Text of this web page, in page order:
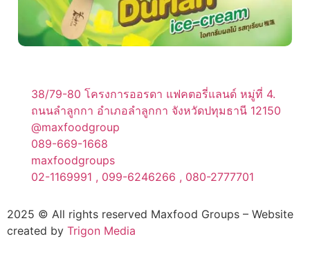
38/79-80 โครงการออรดา แฟคตอรี่แลนด์ หมู่ที่ 4.
ถนนลำลูกกา อำเภอลำลูกกา จังหวัดปทุมธานี 12150
@maxfoodgroup
089-669-1668
maxfoodgroups
02-1169991 , 099-6246266 , 080-2777701
2025 © All rights reserved Maxfood Groups – Website
created by Trigon Media